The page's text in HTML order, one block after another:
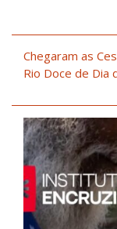
Chegaram as
Rio Doce de Dia